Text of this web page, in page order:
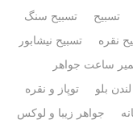
تسبیح
تسبیح سنگ
نقره
تسبیح نیشابور
ساعت جواهر
لندن بلو توپاز و نقره
جواهر زیبا و لوکس